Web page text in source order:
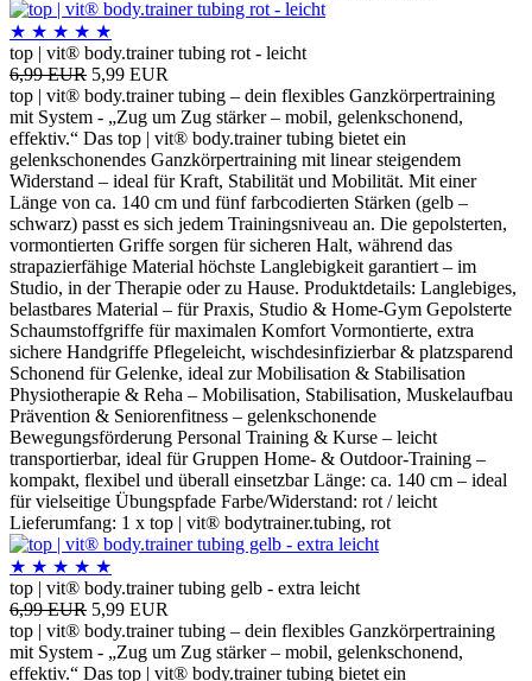
★ ★ ★ ★ ★
top | vit® body.trainer tubing rot - leicht
6,99 EUR 5,99 EUR
top | vit® body.trainer tubing – dein flexibles Ganzkörpertraining
mit System - „Zug um Zug stärker – mobil, gelenkschonend,
effektiv.“ Das top | vit® body.trainer tubing bietet ein
gelenkschonendes Ganzkörpertraining mit linear steigendem
Widerstand – ideal für Kraft, Stabilität und Mobilität. Mit einer
Länge von ca. 140 cm und fünf farbcodierten Stärken (gelb –
schwarz) passt es sich jedem Trainingsniveau an. Die gepolsterten,
vormontierten Griffe sorgen für sicheren Halt, während das
strapazierfähige Material höchste Langlebigkeit garantiert – im
Studio, in der Therapie oder zu Hause. Produktdetails: Langlebiges,
belastbares Material – für Praxis, Studio & Home-Gym Gepolsterte
Schaumstoffgriffe für maximalen Komfort Vormontierte, extra
sichere Handgriffe Pflegeleicht, wischdesinfizierbar & platzsparend
Schonend für Gelenke, ideal zur Mobilisation & Stabilisation
Physiotherapie & Reha – Mobilisation, Stabilisation, Muskelaufbau
Prävention & Seniorenfitness – gelenkschonende
Bewegungsförderung Personal Training & Kurse – leicht
transportierbar, ideal für Gruppen Home- & Outdoor-Training –
kompakt, flexibel und überall einsetzbar Länge: ca. 140 cm – ideal
für vielseitige Übungspfade Farbe/Widerstand: rot / leicht
Lieferumfang: 1 x top | vit® bodytrainer.tubing, rot
★ ★ ★ ★ ★
top | vit® body.trainer tubing gelb - extra leicht
6,99 EUR 5,99 EUR
top | vit® body.trainer tubing – dein flexibles Ganzkörpertraining
mit System - „Zug um Zug stärker – mobil, gelenkschonend,
effektiv.“ Das top | vit® body.trainer tubing bietet ein